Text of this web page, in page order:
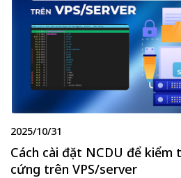
2025/10/31
Cách cài đặt NCDU để kiểm
cứng trên VPS/server